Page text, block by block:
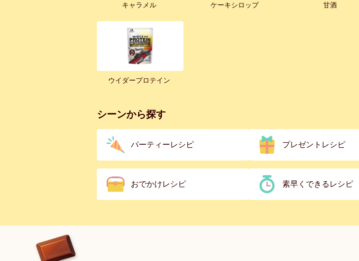
キャラメル ケーキシロップ 甘酒
ウイダープロテイン
シーンから探す
パーティーレシピ プレゼントレシピ
おでかけレシピ 素早くできるレシピ